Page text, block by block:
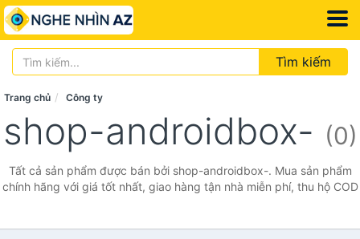
Tìm kiếm
Trang chủ Công ty
shop-androidbox- (0)
Tất cả sản phẩm được bán bởi shop-androidbox-. Mua sản phẩm
chính hãng với giá tốt nhất, giao hàng tận nhà miễn phí, thu hộ COD